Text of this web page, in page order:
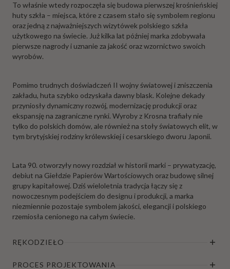
To właśnie wtedy rozpoczęła się budowa pierwszej krośnieńskiej
huty szkła – miejsca, które z czasem stało się symbolem regionu
oraz jedną z najważniejszych wizytówek polskiego szkła
użytkowego na świecie. Już kilka lat później marka zdobywała
pierwsze nagrody i uznanie za jakość oraz wzornictwo swoich
wyrobów.
Pomimo trudnych doświadczeń II wojny światowej i zniszczenia
zakładu, huta szybko odzyskała dawny blask. Kolejne dekady
przyniosły dynamiczny rozwój, modernizację produkcji oraz
ekspansję na zagraniczne rynki. Wyroby z Krosna trafiały nie
tylko do polskich domów, ale również na stoły światowych elit, w
tym brytyjskiej rodziny królewskiej i cesarskiego dworu Japonii.
Lata 90. otworzyły nowy rozdział w historii marki – prywatyzację,
debiut na Giełdzie Papierów Wartościowych oraz budowę silnej
grupy kapitałowej. Dziś wieloletnia tradycja łączy się z
nowoczesnym podejściem do designu i produkcji, a marka
niezmiennie pozostaje symbolem jakości, elegancji i polskiego
rzemiosła cenionego na całym świecie.
RĘKODZIEŁO
PROCES PROJEKTOWANIA